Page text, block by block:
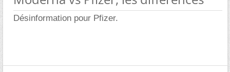
Désinformation pour Pfizer.